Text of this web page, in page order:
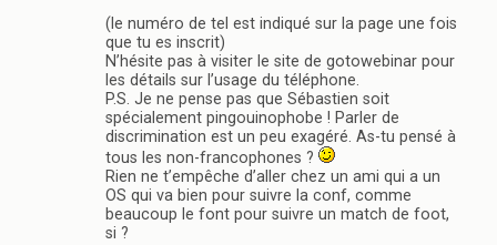
(le numéro de tel est indiqué sur la page une fois
que tu es inscrit)
N’hésite pas à visiter le site de gotowebinar pour
les détails sur l’usage du téléphone.
P.S. Je ne pense pas que Sébastien soit
spécialement pingouinophobe ! Parler de
discrimination est un peu exagéré. As-tu pensé à
tous les non-francophones ?
Rien ne t’empêche d’aller chez un ami qui a un
OS qui va bien pour suivre la conf, comme
beaucoup le font pour suivre un match de foot,
si ?